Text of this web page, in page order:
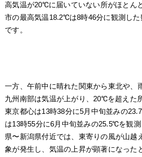
高気温が20℃に届いていない所がほとん
市の最高気温18.2℃は8時46分に観測し
です。
一方、午前中に晴れた関東から東北や、
九州南部は気温が上がり、20℃を超えた
東京都心は13時38分に5月中旬並みの
は13時55分に6月中旬並みの25.5℃を観
県〜新潟県付近では、東寄りの風が山越
象が発生し、気温の上昇が顕著になった